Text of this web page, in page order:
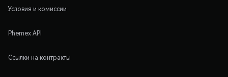
Условия и комиссии
Phemex API
Ссылки на контракты